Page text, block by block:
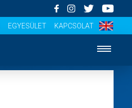
EGYESÜLET KAPCSOLAT